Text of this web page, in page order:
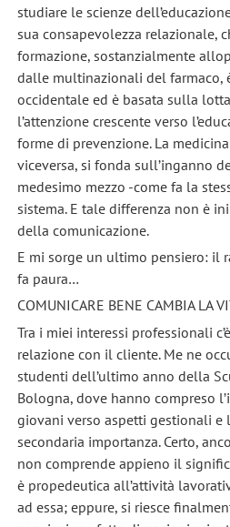
studiare le scienze
sua consapevolezza relazionale,
formazione, sostanzialmente
dalle multinazionali del farmaco,
occidentale ed è basata sulla
l’attenzione crescente verso
forme di prevenzione. La
viceversa, si fonda sull’inganno
medesimo mezzo -come fa la
sistema. E tale differenza non è
della comunicazione.
E mi sorge un ultimo pensiero: il
fa paura…
COMUNICARE BENE CAMBIA LA
Tra i miei interessi professionali
relazione con il cliente. Me ne
studenti dell’ultimo anno della
Bologna, dove hanno compreso
giovani verso aspetti gestionali e
secondaria importanza. Certo,
non comprende appieno il
è propedeutica all’attività
ad essa; eppure, si riesce